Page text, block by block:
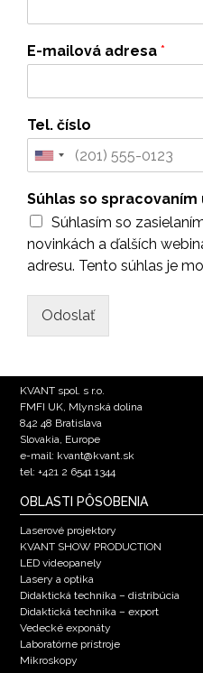
E-mailová adresa *
Tel. číslo
Súhlas so spracovaním
Súhlasím so
novinkách a ďalších
adresu. Tento súhlas je
Odoslať
KVANT spol. s r.o.
FMFI UK, Mlynská dolina
842 48 Bratislava
Slovakia, Europe
e-mail: kvant@kvant.sk
tel: +421 2 6541 1344
OBLASTI PÔSOBENIA
Laserové projektory
KVANT SHOW PRODUCTION
LED videopanely
Lasery a optika
Didaktická technika – distribúcia
Didaktická technika – export
Vedecké exponáty
Laboratórne prístroje
Mikroskopy